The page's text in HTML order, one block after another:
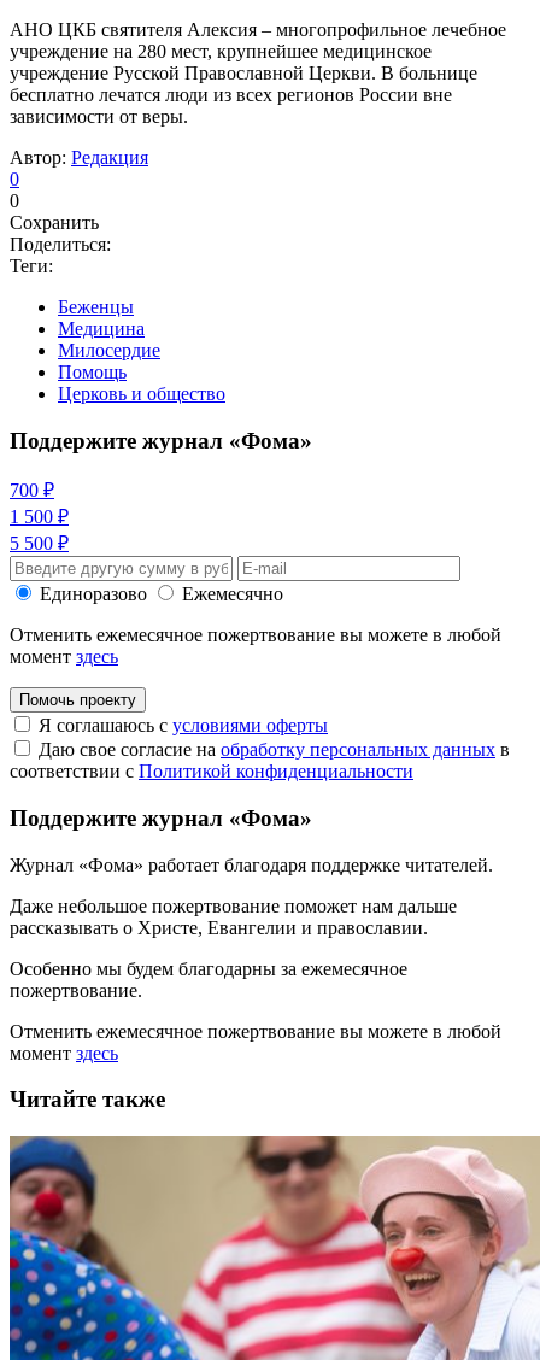
АНО ЦКБ святителя Алексия – многопрофильное лечебное
учреждение на 280 мест, крупнейшее медицинское
учреждение Русской Православной Церкви. В больнице
бесплатно лечатся люди из всех регионов России вне
зависимости от веры.
Автор: Редакция
0
0
Сохранить
Поделиться:
Теги:
Беженцы
Медицина
Милосердие
Помощь
Церковь и общество
Поддержите журнал «Фома»
700 ₽
1 500 ₽
5 500 ₽
Единоразово
Ежемесячно
Отменить ежемесячное пожертвование вы можете в любой
момент здесь
Помочь проекту
Я соглашаюсь с условиями оферты
Даю свое согласие на обработку персональных данных в
соответствии с Политикой конфиденциальности
Поддержите журнал «Фома»
Журнал «Фома» работает благодаря поддержке читателей.
Даже небольшое пожертвование поможет нам дальше
рассказывать о Христе, Евангелии и православии.
Особенно мы будем благодарны за ежемесячное
пожертвование.
Отменить ежемесячное пожертвование вы можете в любой
момент здесь
Читайте также